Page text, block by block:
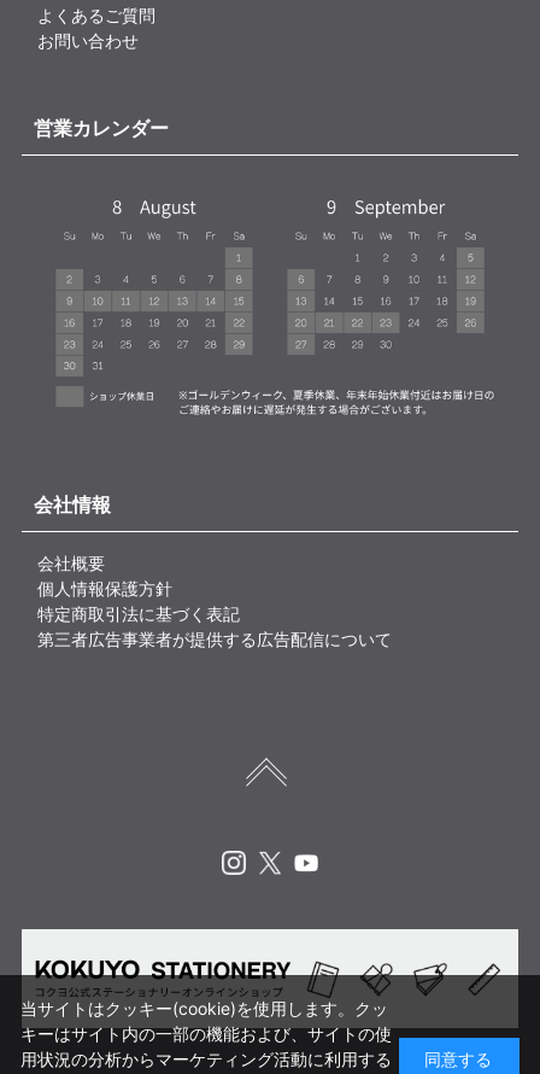
よくあるご質問
お問い合わせ
営業カレンダー
会社情報
会社概要
個人情報保護方針
特定商取引法に基づく表記
第三者広告事業者が提供する広告配信について
当サイトはクッキー(cookie)を使用します。クッ
キーはサイト内の一部の機能および、サイトの使
用状況の分析からマーケティング活動に利用する
同意する